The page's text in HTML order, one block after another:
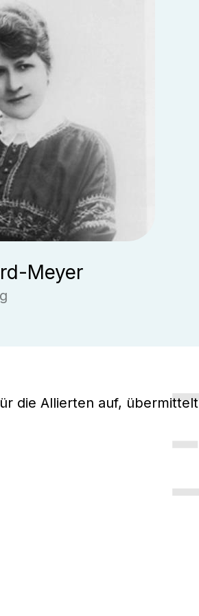
Meyer
die Allierten auf, übermittelt